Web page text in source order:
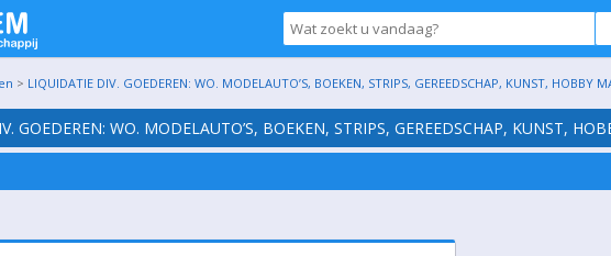
> LIQUIDATIE DIV. GOEDEREN: WO. MODELAUTO’S, BOEKEN, STRIPS, GEREEDSCHAP, KUNST, HOBBY
GOEDEREN: WO. MODELAUTO’S, BOEKEN, STRIPS, GEREEDSCHAP, KUNST,